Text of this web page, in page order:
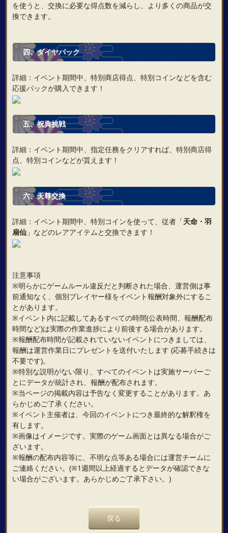
を使うと、交換に必要な得点数を減らし、より多くの商品が交
換できます。
四、ダイヤパック
詳細：イベント期間中、特別商店得点、特別コインなどを含む
応援パックが購入できます！
五、祝典挑戦
詳細：イベント期間中、指定任務をクリアすれば、特別商店得
点、特別コインなどが貰えます！
六、天尊交換
詳細：イベント期間中、特別コインを使って、従者「天命・羽
扇仙」などのレアアイテムと交換できます！
注意事項
※明らかにゲームルール違反だと判断された場合、運営側は事
前通知なく、個別プレイヤー様をイベント報酬対象外にするこ
とがあります。
※イベント内に記載してあるすべての時間(公表時間、報酬配布
時間など)は実際の作業進捗により前後する場合があります。
※報酬配布時間が記載されていないイベントにつきましては、
報酬は運営作業日にプレゼントを送付いたします (応募手続きは
不要です)。
※特別な説明がない限り、すべてのイベントは実施サーバーご
とにデータが統計され、報酬が配布されます。
※当ページの掲載内容は予告なく変更することがあります。あ
らかじめご了承ください。
※イベント主催者は、今回のイベントにつき最終的な解釈権を
有します。
※画像はイメージです。実際のゲーム画面とは異なる場合がご
ざいます。
※報酬の配布内容等に、不明な点等ある場合には運営チームに
ご連絡ください。(※1週間以上経過するとデータが確認できな
い場合がございます。あらかじめご了承下さい。)
戻る